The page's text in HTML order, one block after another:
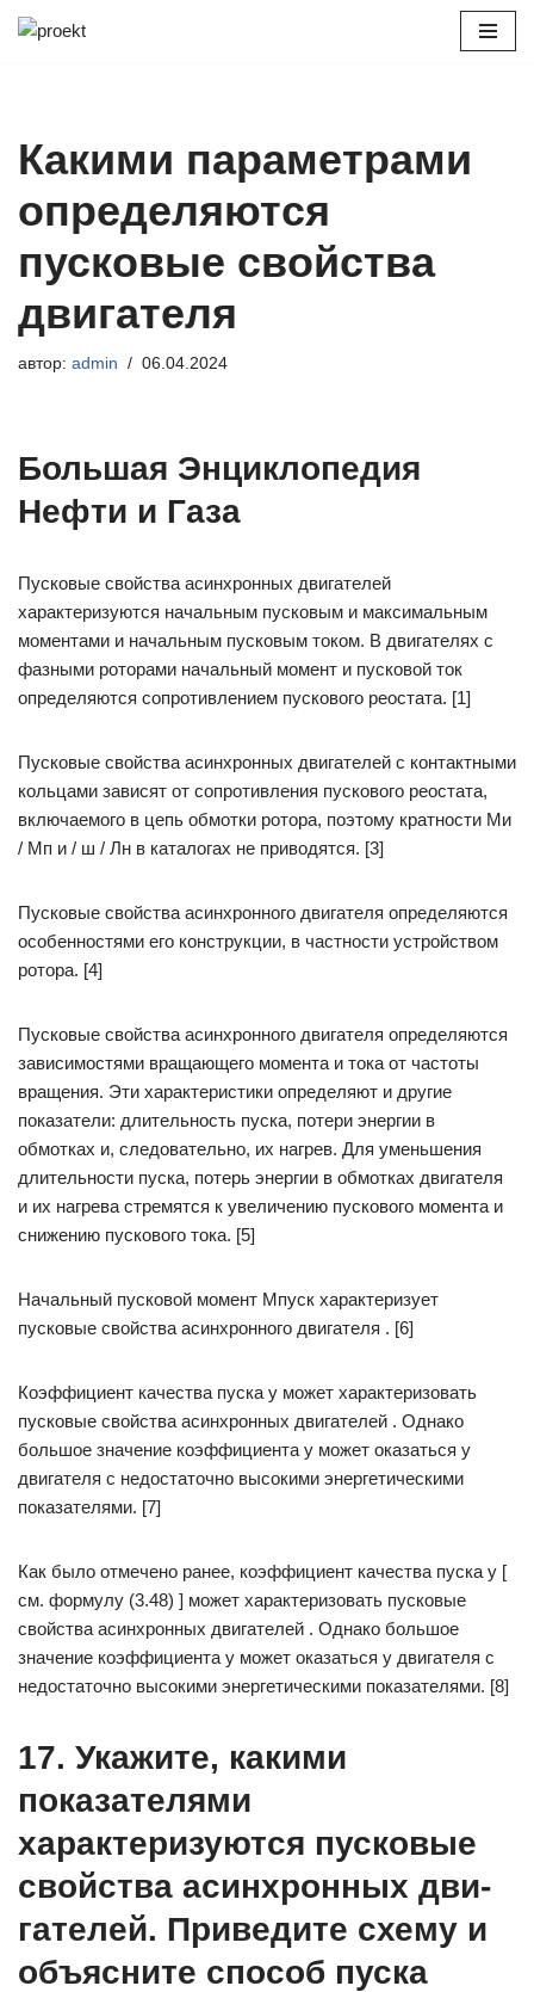
Какими параметрами
определяются
пусковые свойства
двигателя
автор: admin 06.04.2024
Большая Энциклопедия
Нефти и Газа
Пусковые свойства асинхронных двигателей
характеризуются начальным пусковым и максимальным
моментами и начальным пусковым током. В двигателях с
фазными роторами начальный момент и пусковой ток
определяются сопротивлением пускового реостата. [1]
Пусковые свойства асинхронных двигателей с контактными
кольцами зависят от сопротивления пускового реостата,
включаемого в цепь обмотки ротора, поэтому кратности Ми
/ Мп и / ш / Лн в каталогах не приводятся. [3]
Пусковые свойства асинхронного двигателя определяются
особенностями его конструкции, в частности устройством
ротора. [4]
Пусковые свойства асинхронного двигателя определяются
зависимостями вращающего момента и тока от частоты
вращения. Эти характеристики определяют и другие
показатели: длительность пуска, потери энергии в
обмотках и, следовательно, их нагрев. Для уменьшения
длительности пуска, потерь энергии в обмотках двигателя
и их нагрева стремятся к увеличению пускового момента и
снижению пускового тока. [5]
Начальный пусковой момент Мпуск характеризует
пусковые свойства асинхронного двигателя . [6]
Коэффициент качества пуска у может характеризовать
пусковые свойства асинхронных двигателей . Однако
большое значение коэффициента у может оказаться у
двигателя с недостаточно высокими энергетическими
показателями. [7]
Как было отмечено ранее, коэффициент качества пуска у [
см. формулу (3.48) ] может характеризовать пусковые
свойства асинхронных двигателей . Однако большое
значение коэффициента у может оказаться у двигателя с
недостаточно высокими энергетическими показателями. [8]
17. Укажите, какими
показателями
характеризуются пусковые
свойства асинхронных дви­
гателей. Приведите схему и
объясните способ пуска